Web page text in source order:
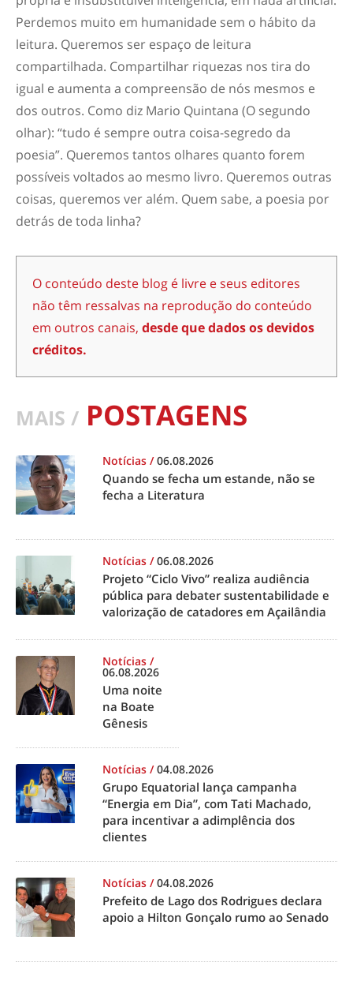
Perdemos muito em humanidade sem o hábito da
leitura. Queremos ser espaço de leitura
compartilhada. Compartilhar riquezas nos tira do
igual e aumenta a compreensão de nós mesmos e
dos outros. Como diz Mario Quintana (O segundo
olhar): “tudo é sempre outra coisa-segredo da
poesia”. Queremos tantos olhares quanto forem
possíveis voltados ao mesmo livro. Queremos outras
coisas, queremos ver além. Quem sabe, a poesia por
detrás de toda linha?
O conteúdo deste blog é livre e seus editores
não têm ressalvas na reprodução do conteúdo
em outros canais, desde que dados os devidos
créditos.
MAIS / POSTAGENS
Notícias /06.08.2026
Quando se fecha um estande, não se
fecha a Literatura
Notícias /06.08.2026
Projeto “Ciclo Vivo” realiza audiência
pública para debater sustentabilidade e
valorização de catadores em Açailândia
Notícias /
06.08.2026
Uma noite
na Boate
Gênesis
Notícias /04.08.2026
Grupo Equatorial lança campanha
“Energia em Dia”, com Tati Machado,
para incentivar a adimplência dos
clientes
Notícias /04.08.2026
Prefeito de Lago dos Rodrigues declara
apoio a Hilton Gonçalo rumo ao Senado